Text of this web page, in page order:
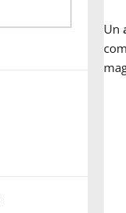
Un